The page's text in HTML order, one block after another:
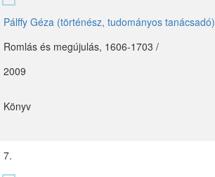
Pálffy Géza (történész, tudományos tanácsadó)
Romlás és megújulás, 1606-1703 /
2009
Könyv
7.